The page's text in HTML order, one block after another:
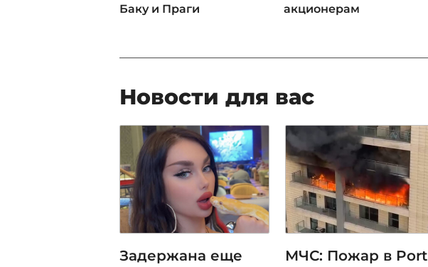
Баку и Праги
акционерам
Новости для вас
Задержана еще
МЧС: Пожар в Port